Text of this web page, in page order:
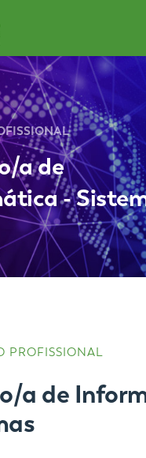
a de
-
PROFISSIONAL
a de